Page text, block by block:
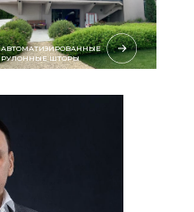
АВТОМАТИЗИРОВАННЫЕ
РУЛОННЫЕ ШТОРЫ